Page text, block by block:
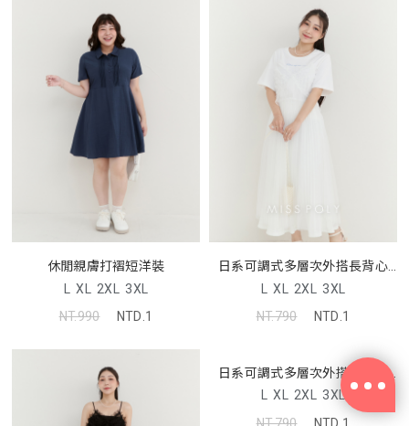
休閒親膚打褶短洋裝
L XL 2XL 3XL
NT.990
NTD.1
日系可調式多層次外搭長背心
MISS
L XL 2XL 3XL
NT.790
NTD.1
日系可調式多層次外搭長背心
MISS
L XL 2XL 3XL